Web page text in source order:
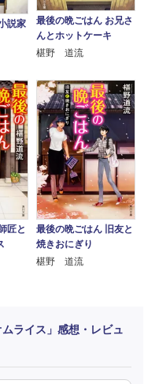
説家
最後の晩ごはん お兄さ
んとホットケーキ
椹野 道流
匠と
最後の晩ごはん 旧友と
焼きおにぎり
椹野 道流
ライス」感想・レビュ